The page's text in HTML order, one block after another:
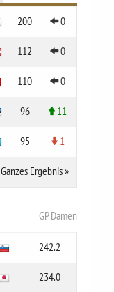
200 0
112 0
110 0
96 11
95 1
Ganzes Ergebnis»
GP Damen
242.2
234.0